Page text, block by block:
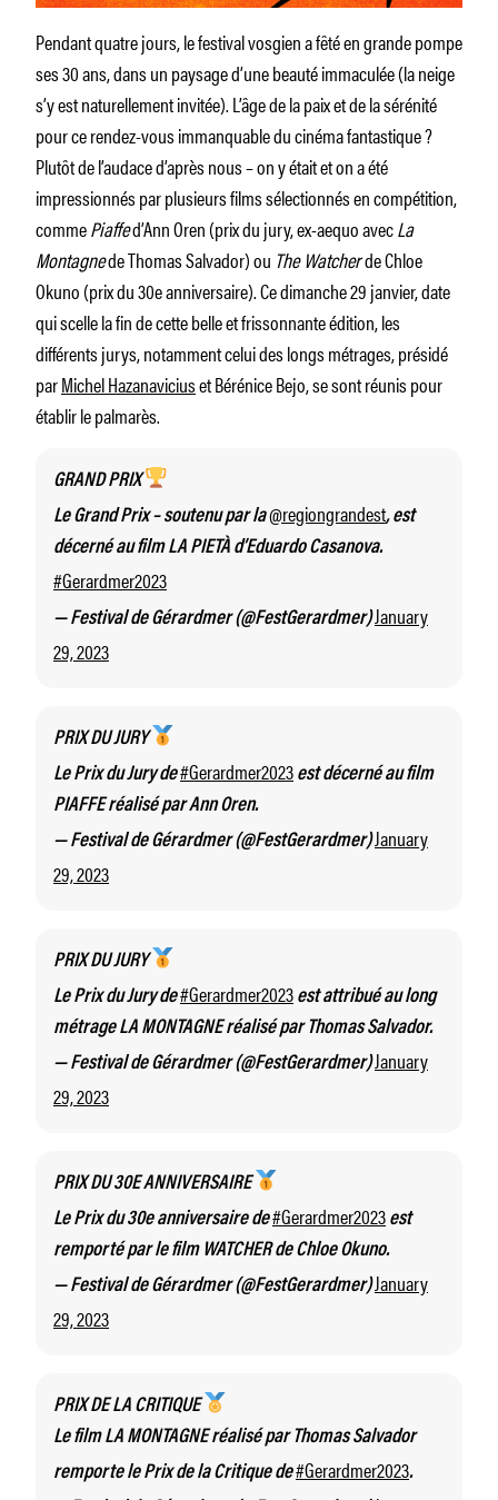
Pendant quatre jours, le festival vosgien a fêté en grande pompe
ses 30 ans, dans un paysage d’une beauté immaculée (la neige
s’y est naturellement invitée). L’âge de la paix et de la sérénité
pour ce rendez-vous immanquable du cinéma fantastique ?
Plutôt de l’audace d’après nous – on y était et on a été
impressionnés par plusieurs films sélectionnés en compétition,
commePiaffed’Ann Oren (prix du jury, ex-aequo avecLa
Montagnede Thomas Salvador) ou The Watcherde Chloe
Okuno (prix du 30e anniversaire). Ce dimanche 29 janvier, date
qui scelle la fin de cette belle et frissonnante édition, les
différents jurys, notamment celui des longs métrages, présidé
parMichel Hazanaviciuset Bérénice Bejo, se sont réunis pour
établir le palmarès.
GRAND PRIX
Le Grand Prix – soutenu par la@regiongrandest, est
décerné au film LA PIETÀ d’Eduardo Casanova.
#Gerardmer2023
— Festival de Gérardmer (@FestGerardmer)January
29, 2023
PRIX DU JURY
Le Prix du Jury de#Gerardmer2023 est décerné au film
PIAFFE réalisé par Ann Oren.
— Festival de Gérardmer (@FestGerardmer)January
29, 2023
PRIX DU JURY
Le Prix du Jury de#Gerardmer2023 est attribué au long
métrage LA MONTAGNE réalisé par Thomas Salvador.
— Festival de Gérardmer (@FestGerardmer)January
29, 2023
PRIX DU 30E ANNIVERSAIRE
Le Prix du 30e anniversaire de#Gerardmer2023 est
remporté par le film WATCHER de Chloe Okuno.
— Festival de Gérardmer (@FestGerardmer)January
29, 2023
PRIX DE LA CRITIQUE
Le film LA MONTAGNE réalisé par Thomas Salvador
remporte le Prix de la Critique de#Gerardmer2023.